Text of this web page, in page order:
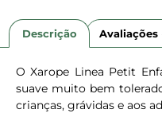
Descrição Avaliações
O Xarope Linea Petit
suave muito bem
crianças, grávidas e aos